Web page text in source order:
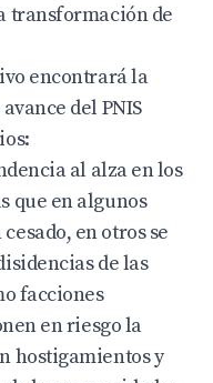
transformación de
encontrará la
del PNIS
al alza en los
que en algunos
en otros se
de las
facciones
en riesgo la
hostigamientos y